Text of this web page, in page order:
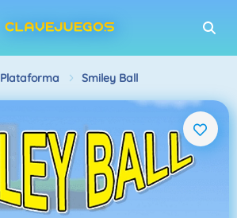
Plataforma Smiley Ball